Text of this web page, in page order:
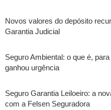
Novos valores do depósito
Garantia Judicial
Seguro Ambiental: o que é,
ganhou urgência
Seguro Garantia Leiloeiro: a
com a Felsen Seguradora